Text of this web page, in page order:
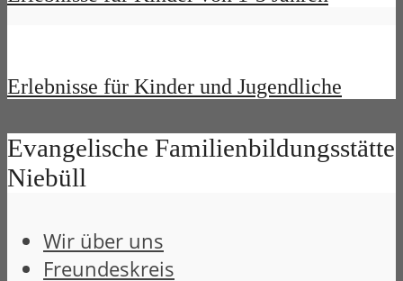
Erlebnisse für Kinder und Jugendliche
Evangelische Familienbildungsstätte
Niebüll
Wir über uns
Freundeskreis